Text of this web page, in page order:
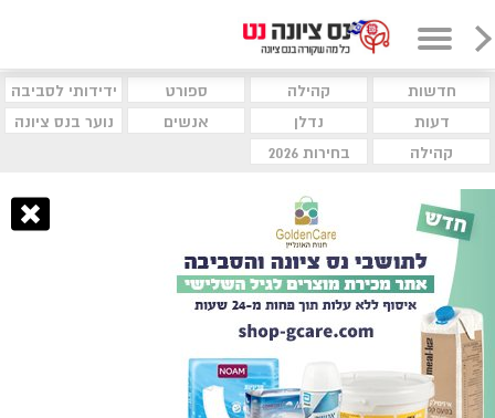
חדשות קהילה ספורט
ידידותי לסביבה
דעות
נדלן אנשים
נוער בנס ציונה
קהילה
בחירות 2026